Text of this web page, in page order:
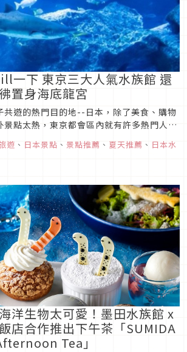
一下 東京三大人氣水族館 還
置身海底龍宮
共遊的熱門目的地--日本，除了美食、購物
點太熱，東京都會區內就有許多熱門人氣
造訪，不但可以透心涼，還能在置身東京都
妙的海洋之美。
遊 、 日本景點 、 景點推薦 、 夏天推薦 、 日本水
洋生物太可愛！墨田水族館 x
店合作推出下午茶「SUMIDA
Tea」